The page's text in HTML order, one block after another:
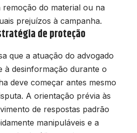
remoção do material ou na
prejuízos à campanha.
de proteção
que a atuação do advogado
à desinformação durante o
deve começar antes mesmo
A orientação prévia às
de respostas padrão
manipuláveis e a